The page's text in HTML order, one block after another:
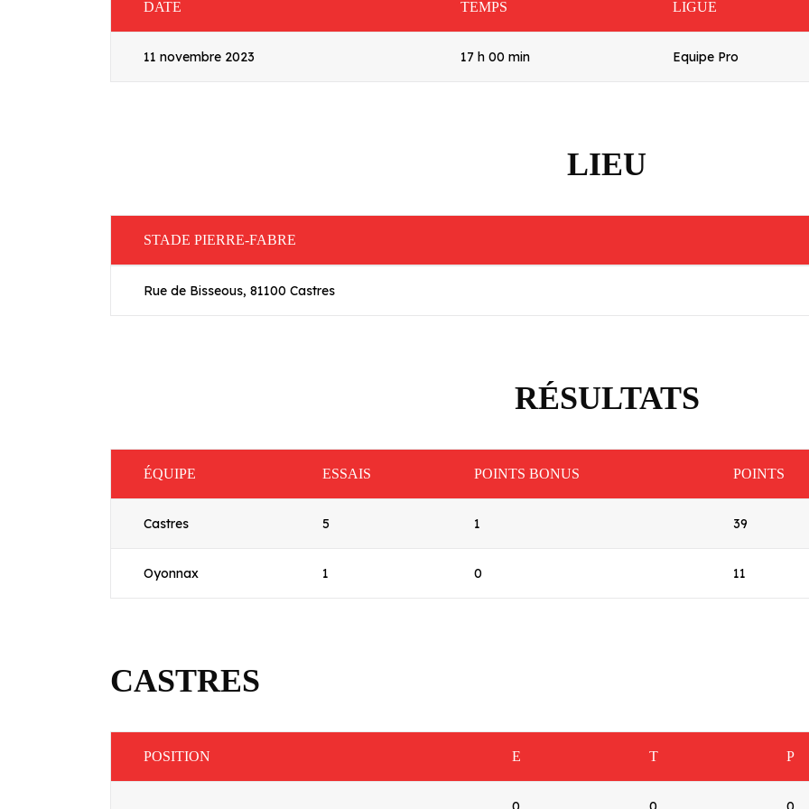
DATE TEMPS LIGUE
11 novembre 2023 17 h 00 min Equipe Pro
LIEU
STADE PIERRE-FABRE
Rue de Bisseous, 81100 Castres
RÉSULTATS
ÉQUIPE ESSAIS POINTS BONUS POINTS
Castres 5 1 39
Oyonnax 1 0 11
CASTRES
POSITION E T P